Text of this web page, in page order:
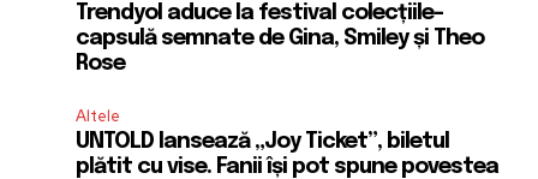
Trendyol aduce la festival colecțiile-
capsulă semnate de Gina, Smiley și Theo
Rose
Altele
UNTOLD lansează „Joy Ticket”, biletul
plătit cu vise. Fanii își pot spune povestea